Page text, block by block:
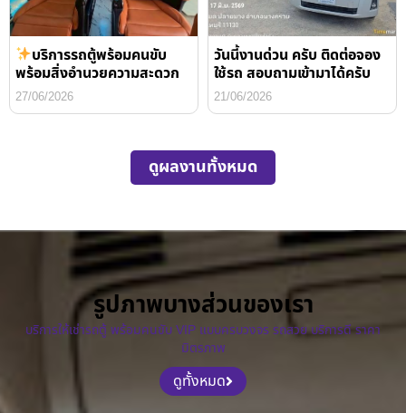
บริการรถตู้พร้อมคนขับ
พร้อมสิ่งอำนวยความสะดวก
27/06/2026
วันนี้งานด่วน ครับ ติดต่อจอง
ใช้รถ สอบถามเข้ามาได้ครับ
21/06/2026
ดูผลงานทั้งหมด
รูปภาพบางส่วนของเรา
บริการให้เช่ารถตู้ พร้อมคนขับ VIP แบบครบวงจร รถสวย บริการดี ราคา
มิตรภาพ
ดูทั้งหมด